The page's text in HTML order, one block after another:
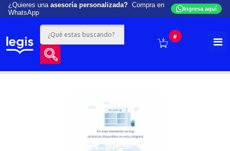
¿Quieres una asesoría personalizada? Compra en
WhatsApp
Ingresa aquí
#